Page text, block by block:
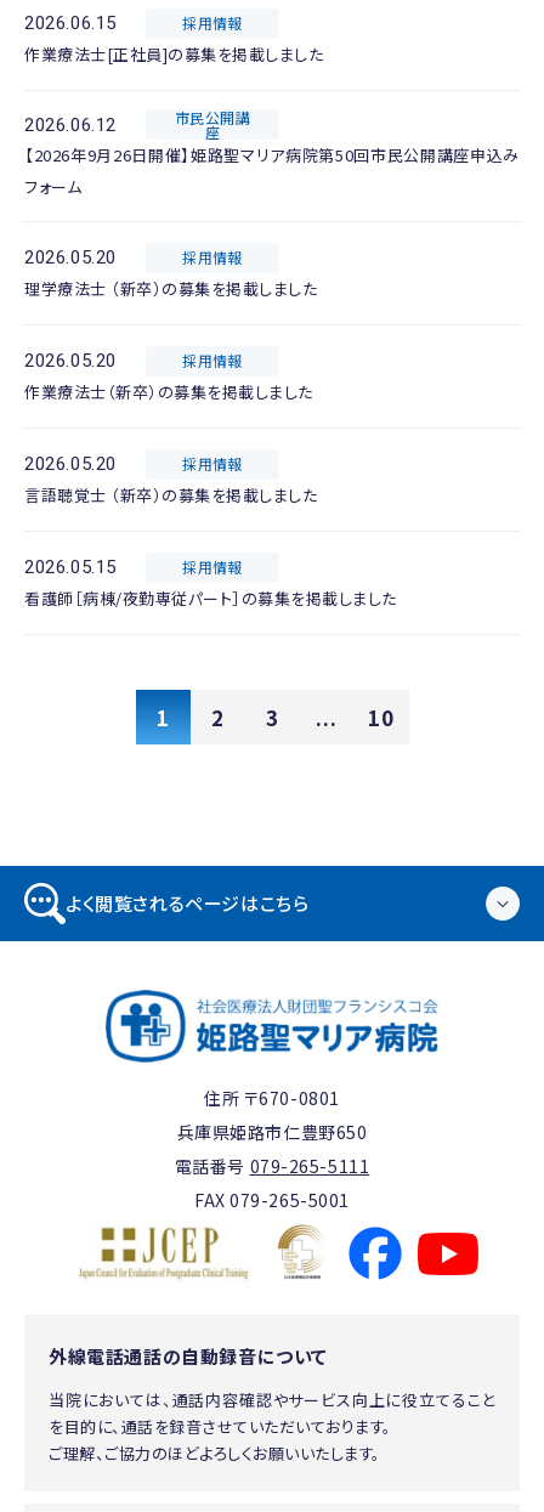
2026.06.15 採用情報
作業療法士[正社員]の募集を掲載しました
2026.06.12 市民公開講
座
【2026年9月26日開催】姫路聖マリア病院第50回市民公開講座申込み
フォーム
2026.05.20 採用情報
理学療法士 （新卒）の募集を掲載しました
2026.05.20 採用情報
作業療法士（新卒）の募集を掲載しました
2026.05.20 採用情報
言語聴覚士 （新卒）の募集を掲載しました
2026.05.15 採用情報
看護師［病棟/夜勤専従パート］の募集を掲載しました
1 2 3 ... 10
よく閲覧されるページはこちら
住所 〒670-0801
兵庫県姫路市仁豊野650
電話番号 079-265-5111
FAX 079-265-5001
外線電話通話の自動録音について
当院においては、通話内容確認やサービス向上に役立てること
を目的に、通話を録音させていただいております。
ご理解、ご協力のほどよろしくお願いいたします。